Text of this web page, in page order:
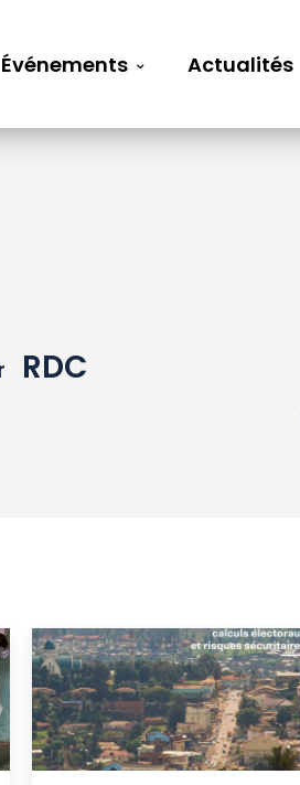
Événements Actualités
RDC